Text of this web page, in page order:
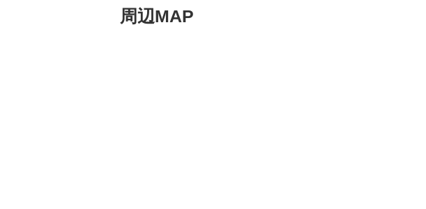
周辺MAP